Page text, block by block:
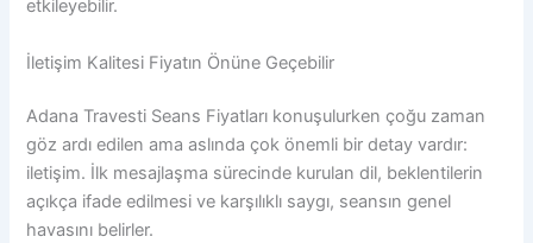
etkileyebilir.
İletişim Kalitesi Fiyatın Önüne Geçebilir
Adana Travesti Seans Fiyatları konuşulurken çoğu zaman
göz ardı edilen ama aslında çok önemli bir detay vardır:
iletişim. İlk mesajlaşma sürecinde kurulan dil, beklentilerin
açıkça ifade edilmesi ve karşılıklı saygı, seansın genel
havasını belirler.